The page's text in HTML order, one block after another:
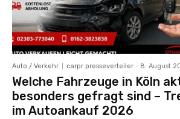
Auto / Verkehr carpr presseverteiler - 8. August
Welche Fahrzeuge in Köln
besonders gefragt sind –
im Autoankauf 2026